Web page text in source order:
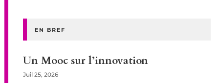
EN BREF
Un Mooc sur l’innovation
Juil 25, 2026